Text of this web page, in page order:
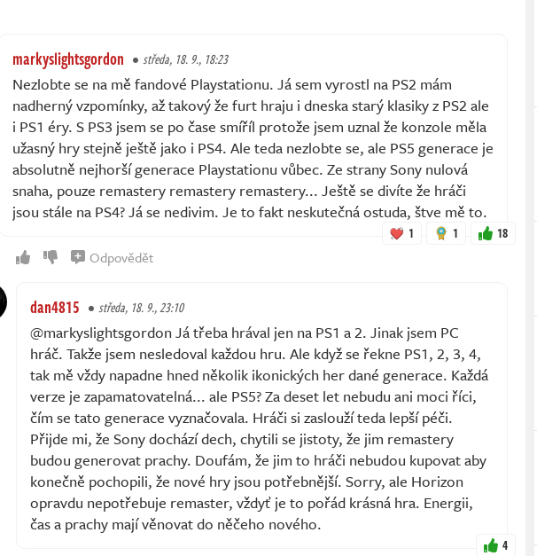
markyslightsgordon středa, 18. 9., 18:23
Nezlobte se na mě fandové Playstationu. Já sem vyrostl na PS2 mám
nadherný vzpomínky, až takový že furt hraju i dneska starý klasiky z PS2 ale
i PS1 éry. S PS3 jsem se po čase smíříl protože jsem uznal že konzole měla
užasný hry stejně ještě jako i PS4. Ale teda nezlobte se, ale PS5 generace je
absolutně nejhorší generace Playstationu vůbec. Ze strany Sony nulová
snaha, pouze remastery remastery remastery... Ještě se divíte že hráči
jsou stále na PS4? Já se nedivim. Je to fakt neskutečná ostuda, štve mě to.
1 1 18
Odpovědět
dan4815 středa, 18. 9., 23:10
@markyslightsgordon Já třeba hrával jen na PS1 a 2. Jinak jsem PC
hráč. Takže jsem nesledoval každou hru. Ale když se řekne PS1, 2, 3, 4,
tak mě vždy napadne hned několik ikonických her dané generace. Každá
verze je zapamatovatelná... ale PS5? Za deset let nebudu ani moci říci,
čím se tato generace vyznačovala. Hráči si zaslouží teda lepší péči.
Přijde mi, že Sony dochází dech, chytili se jistoty, že jim remastery
budou generovat prachy. Doufám, že jim to hráči nebudou kupovat aby
konečně pochopili, že nové hry jsou potřebnější. Sorry, ale Horizon
opravdu nepotřebuje remaster, vždyť je to pořád krásná hra. Energii,
čas a prachy mají věnovat do něčeho nového.
4